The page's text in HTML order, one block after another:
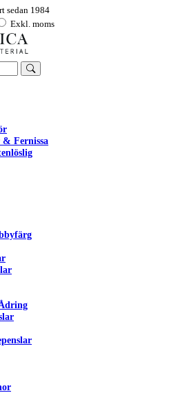
sedan 1984
Exkl. moms
Fernissa